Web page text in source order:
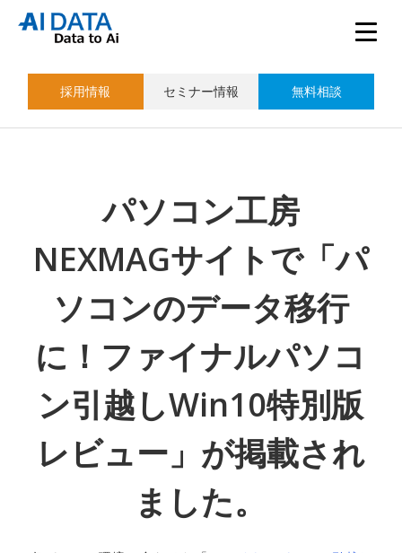
採用情報 セミナー情報 無料相談
パソコン工房
NEXMAGサイトで「パ
ソコンのデータ移行
に！ファイナルパソコ
ン引越しWin10特別版
レビュー」が掲載され
ました。